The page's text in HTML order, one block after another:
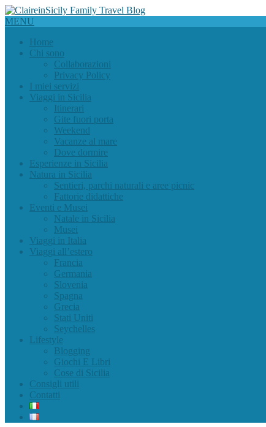
MENU
Home
Chi sono
Collaborazioni
Privacy Policy
I miei servizi
Viaggi in Sicilia
Itinerari
Gite fuori porta
Weekend
Vacanze al mare
Dove dormire
Esperienze in Sicilia
Natura in Sicilia
Sentieri, parchi naturali e aree picnic
Fattorie didattiche
Eventi e Musei
Natale in Sicilia
Musei
Viaggi in Italia
Viaggi all’estero
Francia
Germania
Slovenia
Spagna
Grecia
Stati Uniti
Seychelles
Lifestyle
Blogging
Giochi E Libri
Cose di Sicilia
Consigli utili
Contatti